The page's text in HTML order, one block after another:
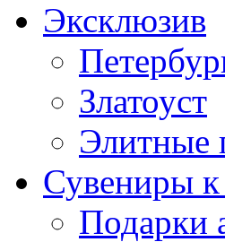
Эксклюзив
Златоуст
Элитные
Сувениры
Подарки